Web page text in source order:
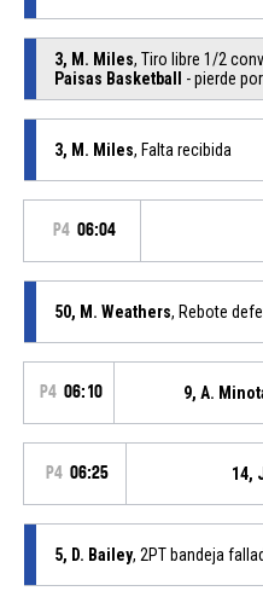
3, M. Miles, Tiro libre 1/2
Paisas Basketball
- pierde por
3, M. Miles, Falta recibida
P4 06:04
50, M. Weathers, Rebote
P4 06:10 9, A.
P4 06:25 14,
5, D. Bailey, 2PT bandeja